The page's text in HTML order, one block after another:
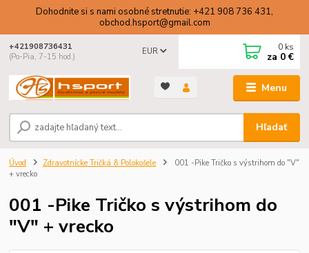
Dohodnite si s nami osobné stretnutie: +421 908 736 431,
obchod.hsport@gmail.com
Menu
EUR
Hľadať
+421908736431
(Po-Pia, 7-15 hod.)
0 ks
za 0 €
Úvod Zdravotnícke Tričká & Polokošele
001 -Pike Tričko s výstrihom do "V"
+ vrecko
001 -Pike Tričko s výstrihom do
"V" + vrecko